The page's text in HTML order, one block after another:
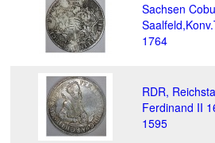
Sachsen
1764
RDR,
Ferdinand II
1595